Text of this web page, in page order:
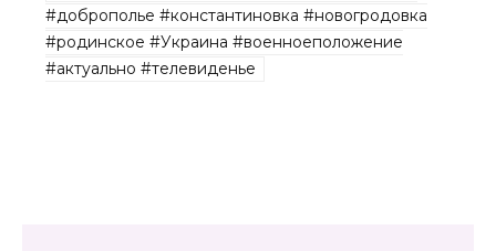
#доброполье #константиновка #новогродовка
#родинское #Украина #военноеположение
#актуально #телевиденье